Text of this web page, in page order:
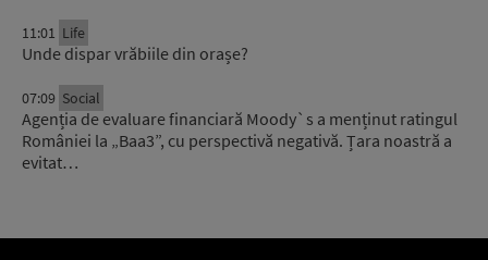
11:01 Life
Unde dispar vrăbiile din orașe?
07:09 Social
Agenția de evaluare financiară Moody`s a menținut ratingul
României la „Baa3”, cu perspectivă negativă. Țara noastră a
evitat…